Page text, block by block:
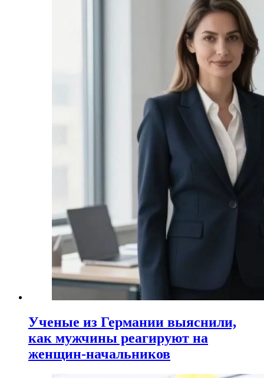
Ученые из Германии выяснили,
как мужчины реагируют на
женщин-начальников